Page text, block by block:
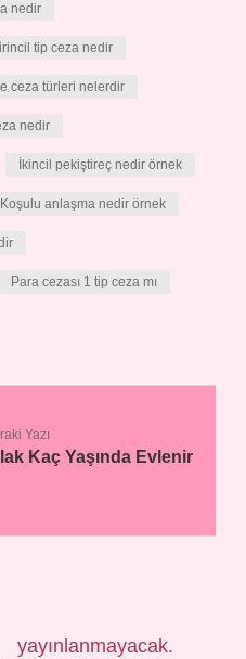
nedir
tip ceza nedir
ceza türleri nelerdir
nedir
İkincil pekiştireç nedir örnek
Koşulu anlaşma nedir örnek
Para cezası 1 tip ceza mı
Yazı
Kaç Yaşında Evlenir